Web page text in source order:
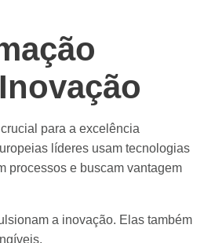
para a excelência
líderes usam tecnologias
processos e buscam vantagem
a inovação. Elas também